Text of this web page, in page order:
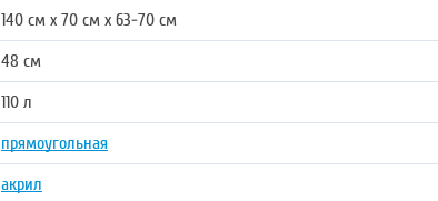
140 см х 70 см х 63-70 см
48 см
110 л
прямоугольная
акрил